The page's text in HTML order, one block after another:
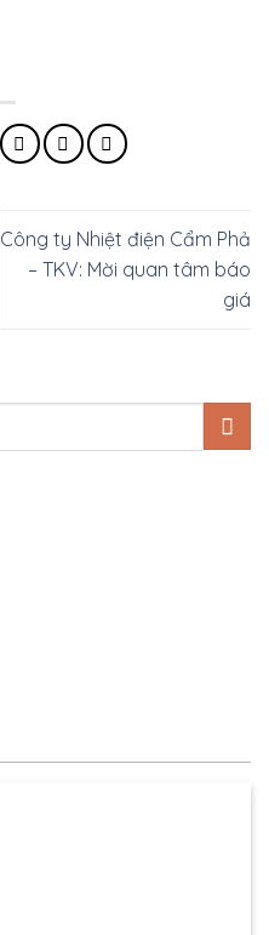
Công ty Nhiệt điện Cẩm Phả
– TKV: Mời quan tâm báo
giá